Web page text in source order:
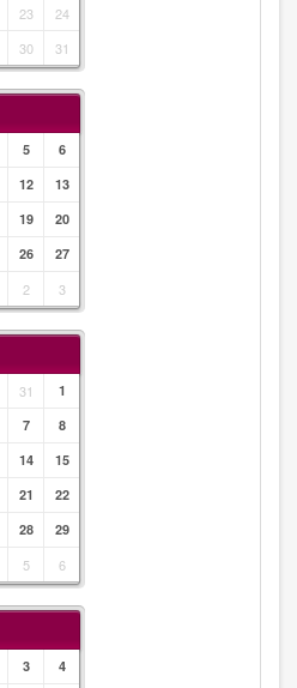
23
24
30 31
5
6
12
13
19
20
26
27
2 3
31
1
7
8
14
15
21
22
28
29
5 6
3 4